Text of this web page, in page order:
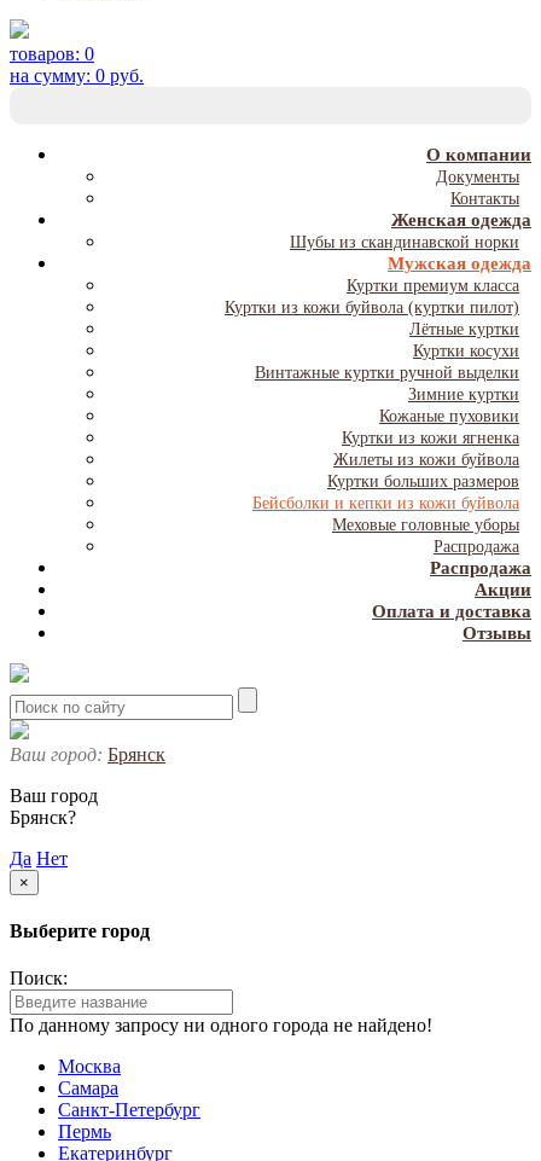
товаров: 0
на сумму: 0 руб.
О компании
Документы
Контакты
Женская одежда
Шубы из скандинавской норки
Мужская одежда
Куртки премиум класса
Куртки из кожи буйвола (куртки пилот)
Лётные куртки
Куртки косухи
Винтажные куртки ручной выделки
Зимние куртки
Кожаные пуховики
Куртки из кожи ягненка
Жилеты из кожи буйвола
Куртки больших размеров
Бейсболки и кепки из кожи буйвола
Меховые головные уборы
Распродажа
Распродажа
Акции
Оплата и доставка
Отзывы
Ваш город: Брянск
Ваш город
Брянск?
Да Нет
×
Выберите город
Поиск:
По данному запросу ни одного города не найдено!
Москва
Самара
Санкт-Петербург
Пермь
Екатеринбург